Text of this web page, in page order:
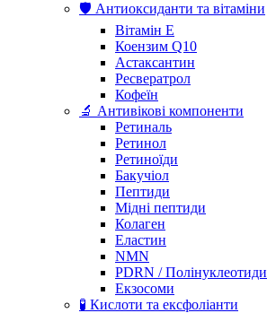
🛡️ Антиоксиданти та вітаміни
Вітамін Е
Коензим Q10
Астаксантин
Ресвератрол
Кофеїн
🔬 Антивікові компоненти
Ретиналь
Ретинол
Ретиноїди
Бакучіол
Пептиди
Мідні пептиди
Колаген
Еластин
NMN
PDRN / Полінуклеотиди
Екзосоми
🧪 Кислоти та ексфоліанти